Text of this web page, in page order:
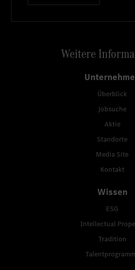
Weitere
Überblick
Jobsuche
Aktie
Standorte
Media Site
Kontakt
Wissen
ESG
Intellectual
Tradition